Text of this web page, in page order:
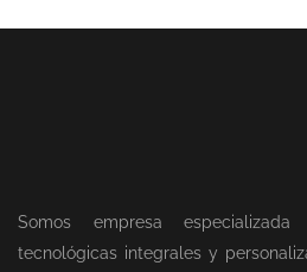
Somos empresa
tecnológicas integrales y